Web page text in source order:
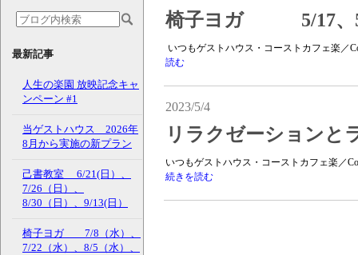
最新記事
人生の楽園 放映記念キャ
ンペーン #1
当ゲストハウス 2026年
8月から実施の新プラン
己書教室 6/21(日）、
7/26（日）、
8/30（日）、9/13(日）
椅子ヨガ 7/8（水）、
7/22（水）、8/5（水）、
椅子ヨガ 5/17、
いつもゲストハウス・コーストカフェ楽／
読む
2023/5/4
リラクゼーションと
いつもゲストハウス・コーストカフェ楽／
続きを読む